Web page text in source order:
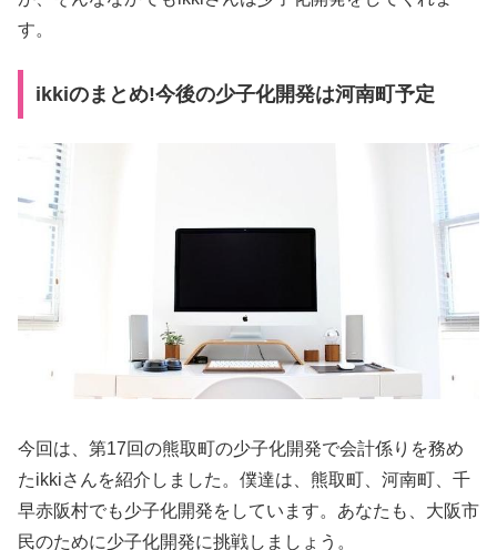
す。
ikkiのまとめ!今後の少子化開発は河南町予定
今回は、第17回の熊取町の少子化開発で会計係りを務め
たikkiさんを紹介しました。僕達は、熊取町、河南町、千
早赤阪村でも少子化開発をしています。あなたも、大阪市
民のために少子化開発に挑戦しましょう。